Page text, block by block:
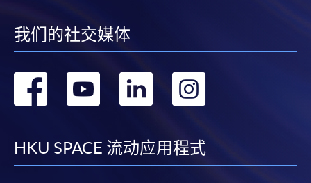
我们的社交媒体
转
facebook
转
youtube
转
linkedin
转
HKU SPACE 流动应用程式